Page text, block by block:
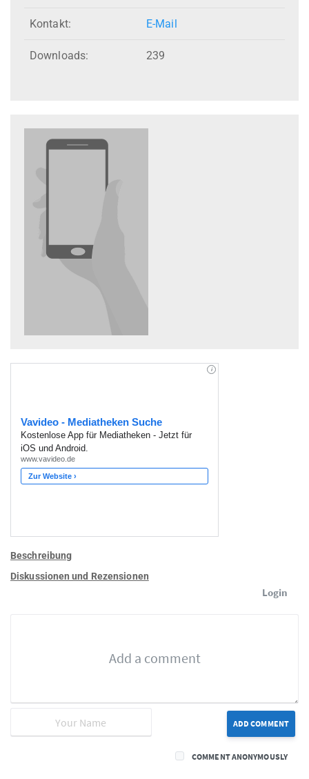
Kontakt: E-Mail
Downloads: 239
Beschreibung
Diskussionen und Rezensionen
Login
ADD COMMENT
COMMENT ANONYMOUSLY